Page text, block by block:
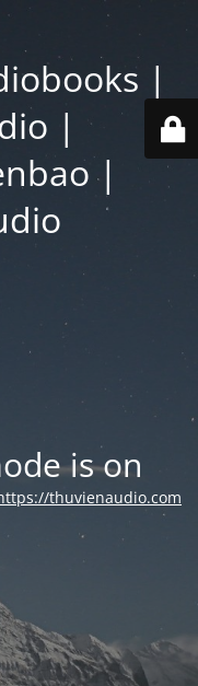
|
|
|
is on
thuvienaudio.com